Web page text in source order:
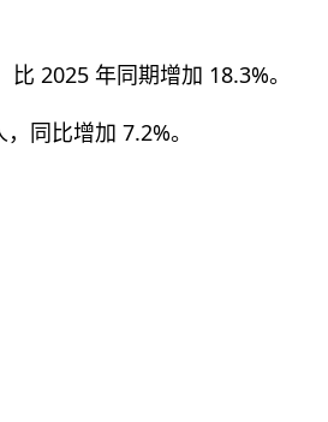
2025 年同期增加 18.3%。
同比增加 7.2%。